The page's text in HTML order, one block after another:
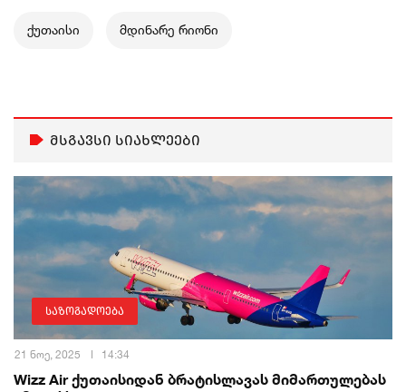
ქუთაისი მდინარე რიონი
მსგავსი სიახლეები
საზოგადოება
21 ნოე, 2025 14:34
Wizz Air ქუთაისიდან ბრატისლავას მიმართულებას